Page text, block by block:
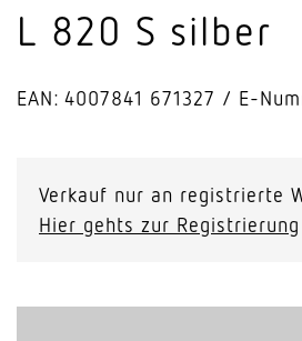
L 820 S silber
EAN: 4007841 671327 E-
Verkauf nur an registrierte
Hier gehts zur Registrierung